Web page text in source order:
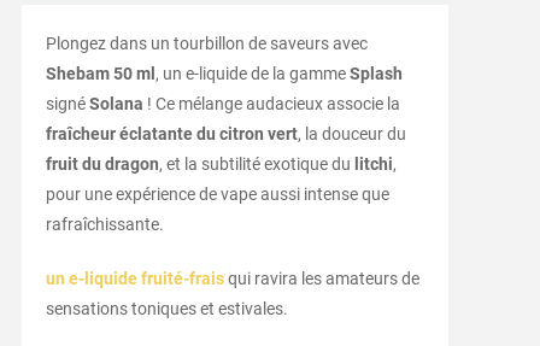
Plongez dans un tourbillon de saveurs avec
Shebam 50 ml , un e-liquide de la gammeSplash
signéSolana ! Ce mélange audacieux associe la
fraîcheur éclatante du citron vert, la douceur du
fruit du dragon, et la subtilité exotique du litchi,
pour une expérience de vape aussi intense que
rafraîchissante.
un e-liquide fruité-fraisqui ravira les amateurs de
sensations toniques et estivales.